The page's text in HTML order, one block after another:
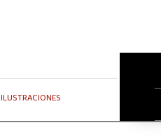
ILUSTRACIONES